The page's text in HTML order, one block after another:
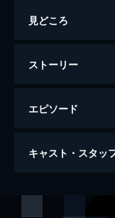
見どころ
ストーリー
エピソード
ラ・ラ・ランド
キャスト・スタッ